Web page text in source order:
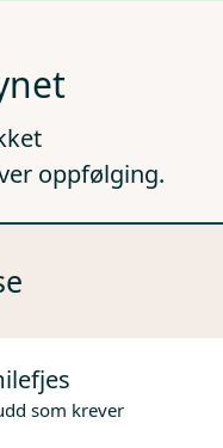
oppfølging.
som krever